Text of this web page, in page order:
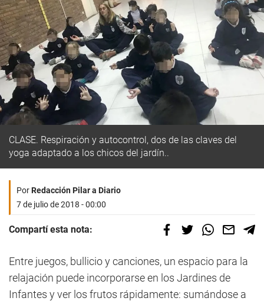
CLASE. Respiración y autocontrol, dos de las claves del
yoga adaptado a los chicos del jardín..
PorRedacción Pilar a Diario
7 de julio de 2018 - 00:00
Compartí esta nota:
Entre juegos, bullicio y canciones, un espacio para la
relajación puede incorporarse en los Jardines de
Infantes y ver los frutos rápidamente: sumándose a